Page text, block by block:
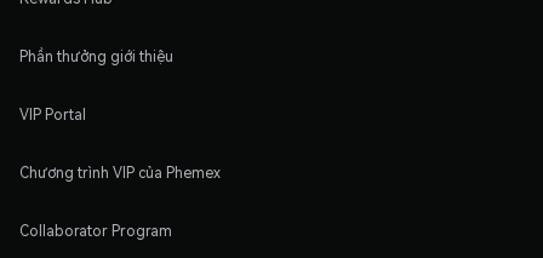
Phần thưởng giới thiệu
VIP Portal
Chương trình VIP của Phemex
Collaborator Program